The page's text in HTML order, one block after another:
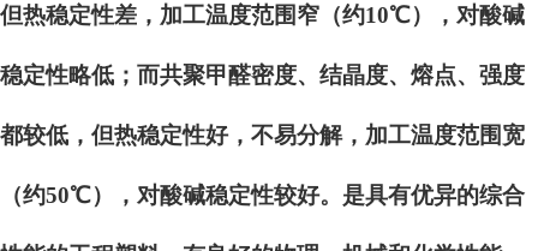
但热稳定性差，加工温度范围窄（约10℃），对酸碱
稳定性略低；而共聚甲醛密度、结晶度、熔点、强度
都较低，但热稳定性好，不易分解，加工温度范围宽
（约50℃），对酸碱稳定性较好。是具有优异的综合